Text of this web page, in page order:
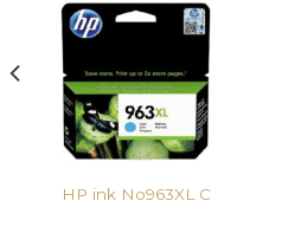
HP ink No963XL C